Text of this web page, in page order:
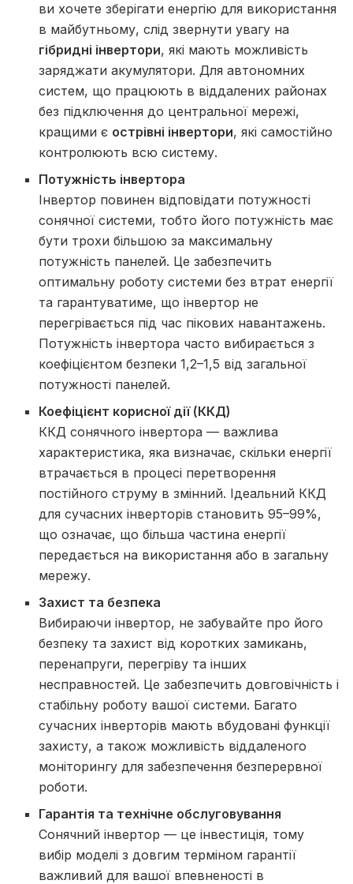
ви хочете зберігати енергію для використання
в майбутньому, слід звернути увагу на
гібридні інвертори, які мають можливість
заряджати акумулятори. Для автономних
систем, що працюють в віддалених районах
без підключення до центральної мережі,
кращими є острівні інвертори, які самостійно
контролюють всю систему.
Потужність інвертора
Інвертор повинен відповідати потужності
сонячної системи, тобто його потужність має
бути трохи більшою за максимальну
потужність панелей. Це забезпечить
оптимальну роботу системи без втрат енергії
та гарантуватиме, що інвертор не
перегрівається під час пікових навантажень.
Потужність інвертора часто вибирається з
коефіцієнтом безпеки 1,2–1,5 від загальної
потужності панелей.
Коефіцієнт корисної дії (ККД)
ККД сонячного інвертора — важлива
характеристика, яка визначає, скільки енергії
втрачається в процесі перетворення
постійного струму в змінний. Ідеальний ККД
для сучасних інверторів становить 95–99%,
що означає, що більша частина енергії
передається на використання або в загальну
мережу.
Захист та безпека
Вибираючи інвертор, не забувайте про його
безпеку та захист від коротких замикань,
перенапруги, перегріву та інших
несправностей. Це забезпечить довговічність і
стабільну роботу вашої системи. Багато
сучасних інверторів мають вбудовані функції
захисту, а також можливість віддаленого
моніторингу для забезпечення безперервної
роботи.
Гарантія та технічне обслуговування
Сонячний інвертор — це інвестиція, тому
вибір моделі з довгим терміном гарантії
важливий для вашої впевненості в